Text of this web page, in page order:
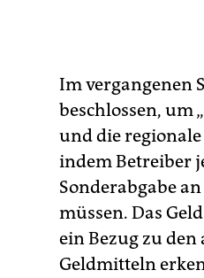
Im vergangenen
beschlossen, um
und die regionale
indem Betreiber
Sonderabgabe
müssen. Das
ein Bezug zu
Geldmitteln